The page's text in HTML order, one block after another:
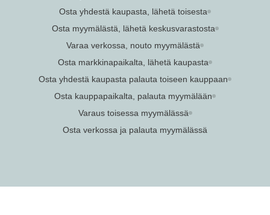
Osta yhdestä kaupasta, lähetä toisesta
Osta myymälästä, lähetä keskusvarastosta
Varaa verkossa, nouto myymälästä
Osta markkinapaikalta, lähetä kaupasta
Osta yhdestä kaupasta palauta toiseen kauppaan
Osta kauppapaikalta, palauta myymälään
Varaus toisessa myymälässä
Osta verkossa ja palauta myymälässä